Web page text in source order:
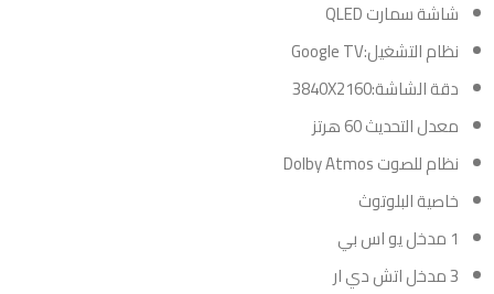
شاشة سمارت QLED
نظام التشغيل:Google TV
دقة الشاشة:3840X2160
معدل التحديث 60 هرتز
نظام للصوت Dolby Atmos
خاصية البلوتوث
1 مدخل يو اس بي
3 مدخل اتش دي ار